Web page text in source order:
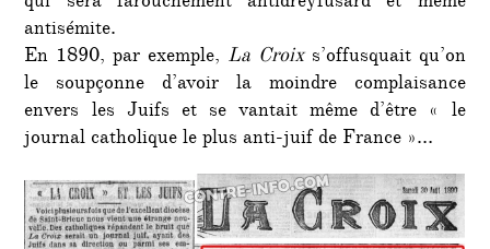
antisémite.
En 1890, par exemple, La Croixs’offusquait qu’on
le soupçonne d’avoir la moindre complaisance
envers les Juifs et se vantait même d’être « le
journal catholique le plus anti-juif de France »…